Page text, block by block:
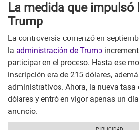
La medida que impulsó
Trump
La controversia comenzó en
la administración de Trump
participar en el proceso. Hasta ese
inscripción era de 215 dólares,
administrativos. Ahora, la nueva tasa
dólares y entró en vigor apenas un
anuncio.